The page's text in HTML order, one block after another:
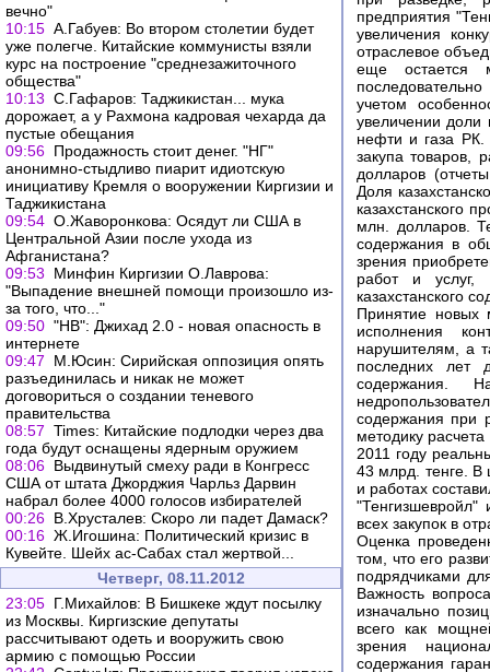
вечно"
10:15 А.Габуев: Во втором столетии будет
уже полегче. Китайские коммунисты взяли
курс на построение "среднезажиточного
общества"
10:13 С.Гафаров: Таджикистан... мука
дорожает, а у Рахмона кадровая чехарда да
пустые обещания
09:56 Продажность стоит денег. "НГ"
анонимно-стыдливо пиарит идиотскую
инициативу Кремля о вооружении Киргизии и
Таджикистана
09:54 О.Жаворонкова: Осядут ли США в
Центральной Азии после ухода из
Афганистана?
09:53
Минфин Киргизии О.Лаврова:
"Выпадение внешней помощи произошло из-
за того, что..."
09:50 "НВ": Джихад 2.0 - новая опасность в
интернете
09:47
М.Юсин: Сирийская оппозиция опять
разъединилась и никак не может
договориться о создании теневого
правительства
08:57 Times: Китайские подлодки через два
года будут оснащены ядерным оружием
08:06 Выдвинутый смеху ради в Конгресс
США от штата Джорджия Чарльз Дарвин
набрал более 4000 голосов избирателей
00:26 В.Хрусталев: Скоро ли падет Дамаск?
00:16 Ж.Игошина: Политический кризис в
Кувейте. Шейх ас-Сабах стал жертвой...
Четверг, 08.11.2012
23:05 Г.Михайлов: В Бишкеке ждут посылку
из Москвы. Киргизские депутаты
рассчитывают одеть и вооружить свою
армию с помощью России
предприятия
увеличения
отраслевое
еще остается
учетом
увеличении доли
нефти и газа РК.
закупа товаров,
долларов
Доля
казахстанского
млн. долларов.
содержания в
зрения
работ и услуг,
казахстанского
Принятие новых
исполнения
нарушителям, а
последних лет
содержания.
содержания при
методику
2011 году
43 млрд. тенге. В
и работах
"Тенгизшевройл"
всех закупок в
Оценка
том, что его
подрядчиками
Важность
изначально
всего как
зрения
содержания